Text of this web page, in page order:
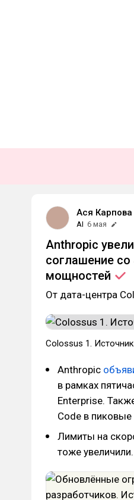
Ася Карпова
AI 6 мая
Anthropic
соглашение
мощностей
От дата-центра
Colossus 1.
Anthropic
в рамках
Enterprise.
Code в
Лимиты на
тоже увеличили.